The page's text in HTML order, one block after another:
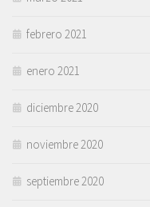
febrero 2021
enero 2021
diciembre 2020
noviembre 2020
septiembre 2020